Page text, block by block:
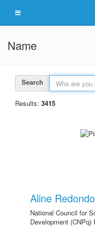
Name
Search
Results: 3415
Aline
National Council for
Development